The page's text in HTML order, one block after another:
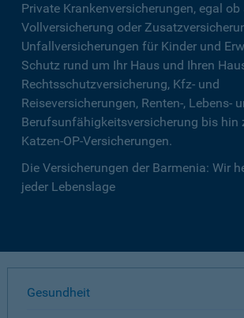
Private Krankenversicherungen, egal ob
Vollversicherung oder
Unfallversicherungen für Kinder und
Schutz rund um Ihr Haus und Ihren
Rechtsschutzversicherung, Kfz- und
Reiseversicherungen, Renten-, Lebens-
Berufsunfähigkeitsversicherung bis hin
Katzen-OP-Versicherungen.
Die Versicherungen der Barmenia: Wir
jeder Lebenslage
Gesundheit